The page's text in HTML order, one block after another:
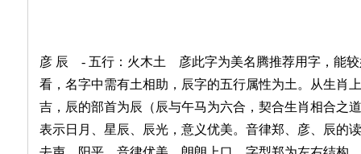
彦 辰 - 五行：火木土 彦此字为美名腾推荐用字，能较
看，名字中需有土相助，辰字的五行属性为土。从生肖
吉，辰的部首为辰（辰与午马为六合，契合生肖相合之
表示日月、星辰、辰光，意义优美。音律郑、彦、辰的